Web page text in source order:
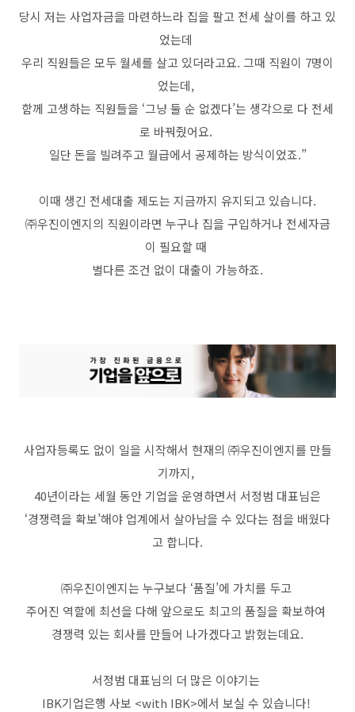
당시 저는 사업자금을 마련하느라 집을 팔고 전세 살이를 하고 있
었는데
우리 직원들은 모두 월세를 살고 있더라고요. 그때 직원이 7명이
었는데,
함께 고생하는 직원들을 ‘그냥 둘 순 없겠다’는 생각으로 다 전세
로 바꿔줬어요.
일단 돈을 빌려주고 월급에서 공제하는 방식이었죠.”
이때 생긴 전세대출 제도는 지금까지 유지되고 있습니다.
㈜우진이엔지의 직원이라면 누구나 집을 구입하거나 전세자금
이 필요할 때
별다른 조건 없이 대출이 가능하죠.
사업자등록도 없이 일을 시작해서 현재의 ㈜우진이엔지를 만들
기까지,
40년이라는 세월 동안 기업을 운영하면서 서정범 대표님은
‘경쟁력을 확보’해야 업계에서 살아남을 수 있다는 점을 배웠다
고 합니다.
㈜우진이엔지는 누구보다 ‘품질’에 가치를 두고
주어진 역할에 최선을 다해 앞으로도 최고의 품질을 확보하여
경쟁력 있는 회사를 만들어 나가겠다고 밝혔는데요.
서정범 대표님의 더 많은 이야기는
IBK기업은행 사보 <with IBK>에서 보실 수 있습니다!